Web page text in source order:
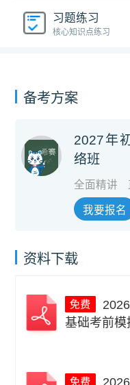
习题练习
核心知识点练习
备考方案
2027年
络班
全面精讲
我要报名
资料下载
基础考前